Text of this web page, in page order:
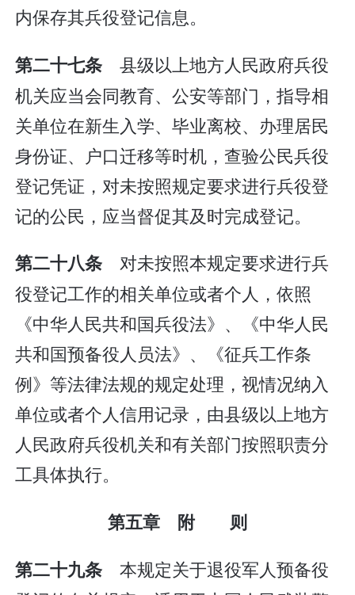
内保存其兵役登记信息。
第二十七条县级以上地方人民政府兵役
机关应当会同教育、公安等部门，指导相
关单位在新生入学、毕业离校、办理居民
身份证、户口迁移等时机，查验公民兵役
登记凭证，对未按照规定要求进行兵役登
记的公民，应当督促其及时完成登记。
第二十八条对未按照本规定要求进行兵
役登记工作的相关单位或者个人，依照
《中华人民共和国兵役法》、《中华人民
共和国预备役人员法》、《征兵工作条
例》等法律法规的规定处理，视情况纳入
单位或者个人信用记录，由县级以上地方
人民政府兵役机关和有关部门按照职责分
工具体执行。
第五章 附 则
第二十九条 本规定关于退役军人预备役